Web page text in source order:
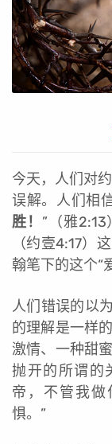
今天，人们对
误解。人们相
胜！ ”（雅2:13
（约壹4:17）
翰笔下的这个“
人们错误的以
的理解是一样
激情、一种甜
抛开的所谓的
帝，不管我
惧。”